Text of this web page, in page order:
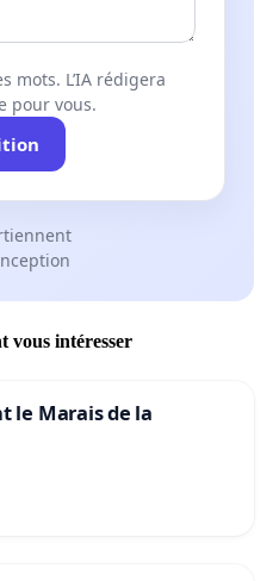
mots. L’IA rédigera
pour vous.
vous intéresser
le Marais de la